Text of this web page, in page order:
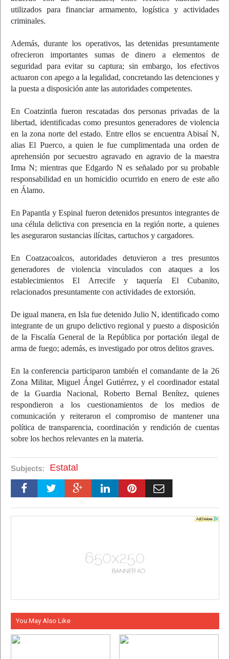
utilizados para financiar armamento, logística y actividades
criminales.
Además, durante los operativos, las detenidas presuntamente
ofrecieron importantes sumas de dinero a elementos de
seguridad para evitar su captura; sin embargo, los efectivos
actuaron con apego a la legalidad, concretando las detenciones y
la puesta a disposición ante las autoridades competentes.
En Coatzintla fueron rescatadas dos personas privadas de la
libertad, identificadas como presuntos generadores de violencia
en la zona norte del estado. Entre ellos se encuentra Abisaí N,
alias El Puerco, a quien le fue cumplimentada una orden de
aprehensión por secuestro agravado en agravio de la maestra
Irma N; mientras que Edgardo N es señalado por su probable
responsabilidad en un homicidio ocurrido en enero de este año
en Álamo.
En Papantla y Espinal fueron detenidos presuntos integrantes de
una célula delictiva con presencia en la región norte, a quienes
les aseguraron sustancias ilícitas, cartuchos y cargadores.
En Coatzacoalcos, autoridades detuvieron a tres presuntos
generadores de violencia vinculados con ataques a los
establecimientos El Arrecife y taquería El Cubanito,
relacionados presuntamente con actividades de extorsión.
De igual manera, en Isla fue detenido Julio N, identificado como
integrante de un grupo delictivo regional y puesto a disposición
de la Fiscalía General de la República por portación ilegal de
arma de fuego; además, es investigado por otros delitos graves.
En la conferencia participaron también el comandante de la 26
Zona Militar, Miguel Ángel Gutiérrez, y el coordinador estatal
de la Guardia Nacional, Roberto Bernal Benítez, quienes
respondieron a los cuestionamientos de los medios de
comunicación y reiteraron el compromiso de mantener una
política de transparencia, coordinación y rendición de cuentas
sobre los hechos relevantes en la materia.
Subjects: Estatal
You May Also Like